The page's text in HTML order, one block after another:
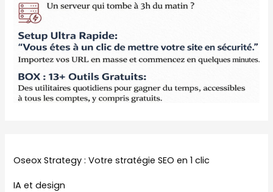
Oseox Strategy : Votre stratégie SEO en 1 clic
IA et design